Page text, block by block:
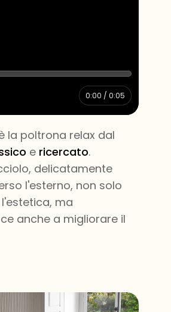
0:00 / 0:05
la poltrona relax dal
e ricercato.
delicatamente
l'esterno, non solo
ma
anche a migliorare il